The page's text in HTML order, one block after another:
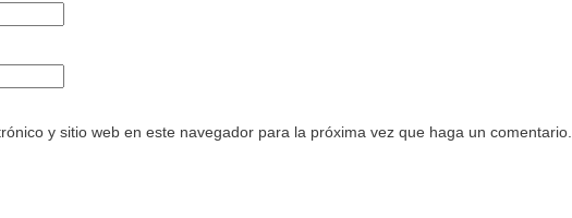
y sitio web en este navegador para la próxima vez que haga un comentario.